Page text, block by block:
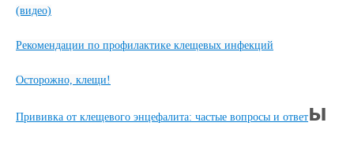
(видео)
Рекомендации по профилактике клещевых инфекций
Осторожно, клещи!
Прививка от клещевого энцефалита: частые вопросы и ответы